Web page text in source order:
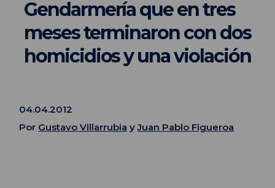
Gendarmería que en tres
meses terminaron con dos
homicidios y una violación
04.04.2012
Por Gustavo Villarrubia yJuan Pablo Figueroa